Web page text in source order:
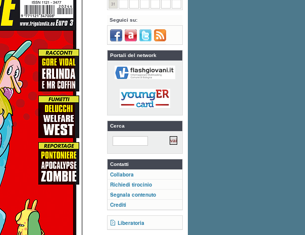
31
Seguici su:
Portali del network
Cerca
Contatti
Collabora
Richiedi tirocinio
Segnala contenuto
Crediti
Liberatoria